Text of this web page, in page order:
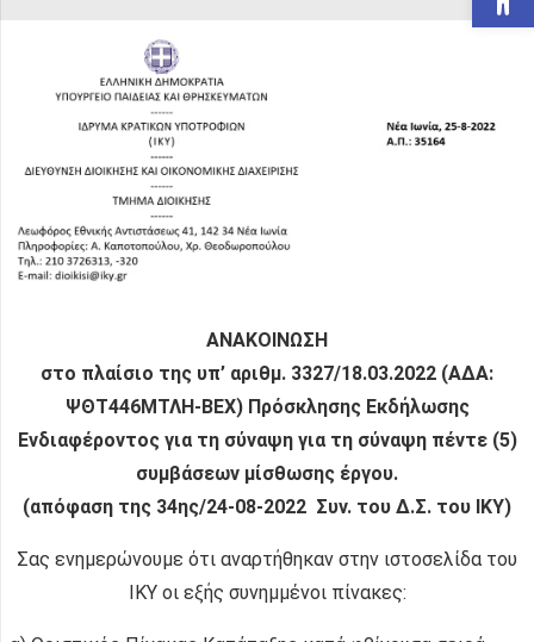
ΑΝΑΚΟΙΝΩΣΗ
στο πλαίσιο της υπ’ αριθμ. 3327/18.03.2022 (ΑΔΑ:
ΨΘΤ446ΜΤΛΗ-ΒΕΧ) Πρόσκλησης Εκδήλωσης
Ενδιαφέροντος για τη σύναψη για τη σύναψη πέντε (5)
συμβάσεων μίσθωσης έργου.
(απόφαση της 34ης/24-08-2022 Συν. του Δ.Σ. του ΙΚΥ)
Σας ενημερώνουμε ότι αναρτήθηκαν στην ιστοσελίδα του
ΙΚΥ οι εξής συνημμένοι πίνακες: